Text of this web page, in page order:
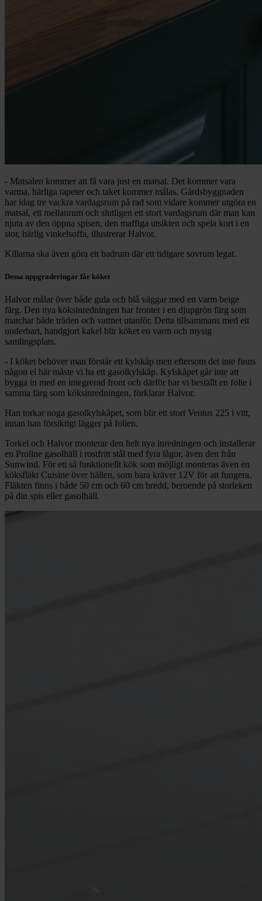
- Matsalen kommer att få vara just en matsal. Det kommer vara
varma, härliga tapeter och taket kommer målas. Gårdsbyggnaden
har idag tre vackra vardagsrum på rad som vidare kommer utgöra en
matsal, ett mellanrum och slutligen ett stort vardagsrum där man kan
njuta av den öppna spisen, den maffiga utsikten och spela kort i en
stor, härlig vinkelsoffa, illustrerar Halvor.
Killarna ska även göra ett badrum där ett tidigare sovrum legat.
Dessa uppgraderingar får köket
Halvor målar över både gula och blå väggar med en varm beige
färg. Den nya köksinredningen har fronter i en djupgrön färg som
matchar både träden och vattnet utanför. Detta tillsammans med ett
underbart, handgjort kakel blir köket en varm och mysig
samlingsplats.
- I köket behöver man förstår ett kylskåp men eftersom det inte finns
någon el här måste vi ha ett gasolkylskåp. Kylskåpet går inte att
bygga in med en integrerad front och därför har vi beställt en folie i
samma färg som köksinredningen, förklarar Halvor.
Han torkar noga gasolkylskåpet, som blir ett stort Ventus 225 i vitt,
innan han försiktigt lägger på folien.
Torkel och Halvor monterar den helt nya inredningen och installerar
en Proline gasolhäll i rostfritt stål med fyra lågor, även den från
Sunwind. För ett så funktionellt kök som möjligt monteras även en
köksfläkt Cuisine över hällen, som bara kräver 12V för att fungera.
Fläkten finns i både 50 cm och 60 cm bredd, beroende på storleken
på din spis eller gasolhäll.